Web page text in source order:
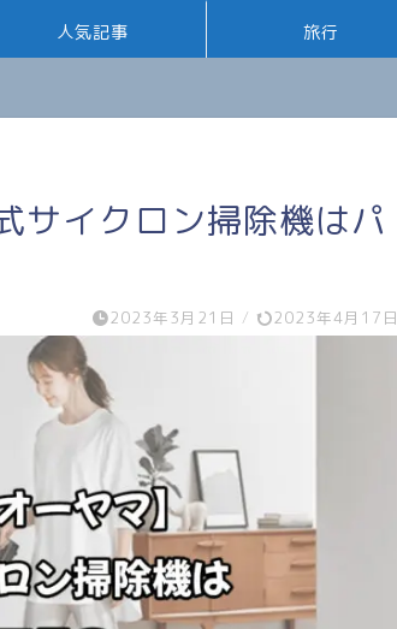
人気記事 旅行
サイクロン掃除機はパ
2023年3月21日 / 2023年4月17日